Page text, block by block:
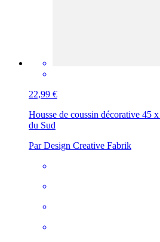
22,99 €
Housse de coussin décorative 45
du Sud
Par Design Creative Fabrik